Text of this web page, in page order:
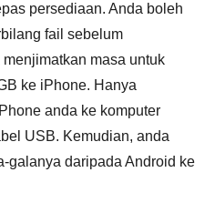
persediaan. Anda boleh
fail sebelum
masa untuk
ke iPhone. Hanya
anda ke komputer
USB. Kemudian, anda
galanya daripada Android ke